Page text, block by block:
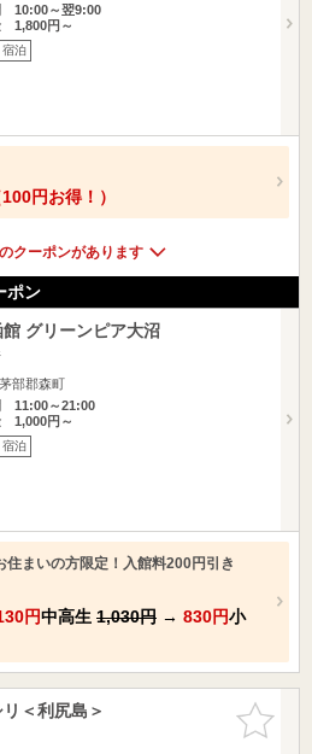
10:00～翌9:00
1,800円～
宿泊
円お得！）
クーポンがあります
ポン
グリーンピア大沼
部郡森町
11:00～21:00
1,000円～
宿泊
住まいの方限定！入館料200円引き
円中高生 1,030円 → 830円小
お気に入
りに追加
＜利尻島＞